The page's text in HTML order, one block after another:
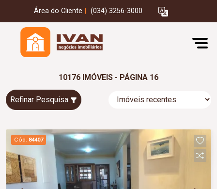
Área do Cliente (034) 3256-3000
10176 IMÓVEIS - PÁGINA 16
Refinar Pesquisa
Cód. 84407